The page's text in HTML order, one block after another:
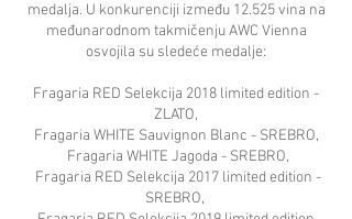
medalja. U konkurenciji između 12.525 vina na
međunarodnom takmičenju AWC Vienna
osvojila su sledeće medalje:
Fragaria RED Selekcija 2018 limited edition -
ZLATO,
Fragaria WHITE Sauvignon Blanc - SREBRO,
Fragaria WHITE Jagoda - SREBRO,
Fragaria RED Selekcija 2017 limited edition -
SREBRO,